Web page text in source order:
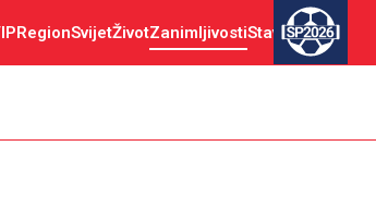
RegionSvijetŽivotZanimljivostiStav SP2026